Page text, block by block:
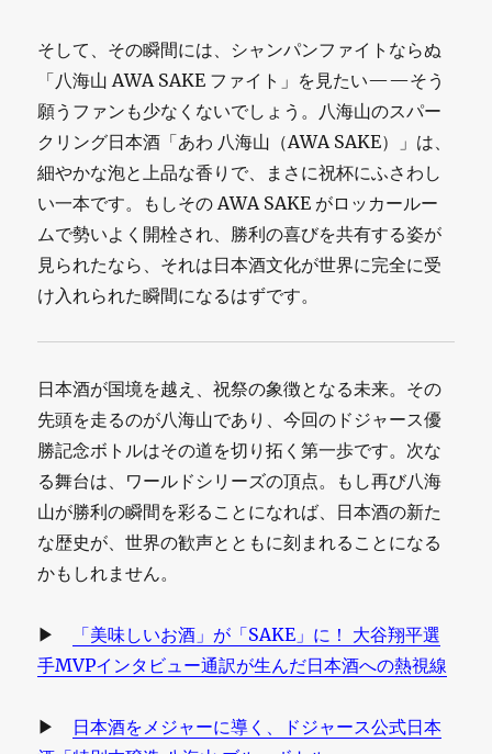
そして、その瞬間には、シャンパンファイトならぬ
「八海山 AWA SAKE ファイト」を見たい——そう
願うファンも少なくないでしょう。八海山のスパー
クリング日本酒「あわ 八海山（AWA SAKE）」は、
細やかな泡と上品な香りで、まさに祝杯にふさわし
い一本です。もしその AWA SAKE がロッカールー
ムで勢いよく開栓され、勝利の喜びを共有する姿が
見られたなら、それは日本酒文化が世界に完全に受
け入れられた瞬間になるはずです。
日本酒が国境を越え、祝祭の象徴となる未来。その
先頭を走るのが八海山であり、今回のドジャース優
勝記念ボトルはその道を切り拓く第一歩です。次な
る舞台は、ワールドシリーズの頂点。もし再び八海
山が勝利の瞬間を彩ることになれば、日本酒の新た
な歴史が、世界の歓声とともに刻まれることになる
かもしれません。
▶
「美味しいお酒」が「SAKE」に！ 大谷翔平選
手MVPインタビュー通訳が生んだ日本酒への熱視線
▶ 日本酒をメジャーに導く、ドジャース公式日本